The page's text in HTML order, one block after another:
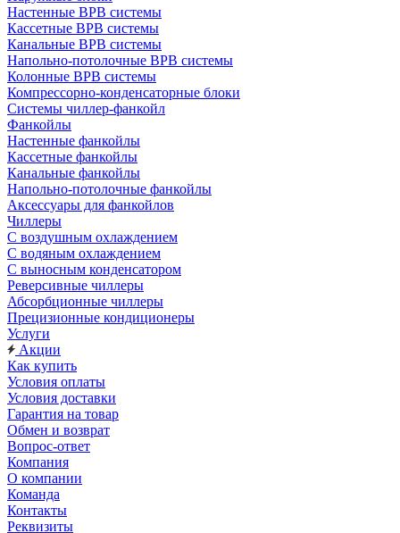
Настенные ВРВ системы
Кассетные ВРВ системы
Канальные ВРВ системы
Напольно-потолочные ВРВ системы
Колонные ВРВ системы
Компрессорно-конденсаторные блоки
Системы чиллер-фанкойл
Фанкойлы
Настенные фанкойлы
Кассетные фанкойлы
Канальные фанкойлы
Напольно-потолочные фанкойлы
Аксессуары для фанкойлов
Чиллеры
С воздушным охлаждением
С водяным охлаждением
С выносным конденсатором
Реверсивные чиллеры
Абсорбционные чиллеры
Прецизионные кондиционеры
Услуги
Акции
Как купить
Условия оплаты
Условия доставки
Гарантия на товар
Обмен и возврат
Вопрос-ответ
Компания
О компании
Команда
Контакты
Реквизиты